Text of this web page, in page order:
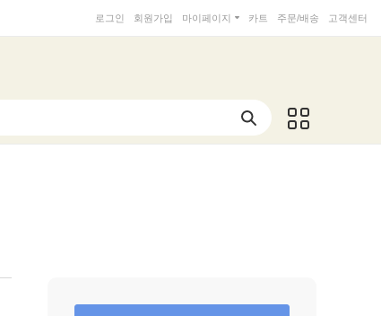
로그인 회원가입 마이페이지 카트 주문/배송 고객센터